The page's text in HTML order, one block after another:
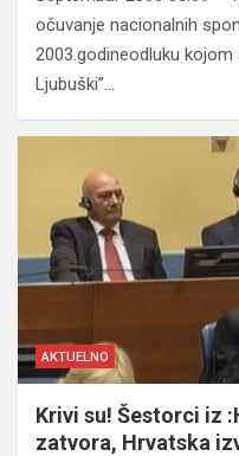
očuvanje nacionalnih
2003.godineodluku kojom
Ljubuški”…
AKTUELNO
Krivi su! Šestorci iz
zatvora, Hrvatska